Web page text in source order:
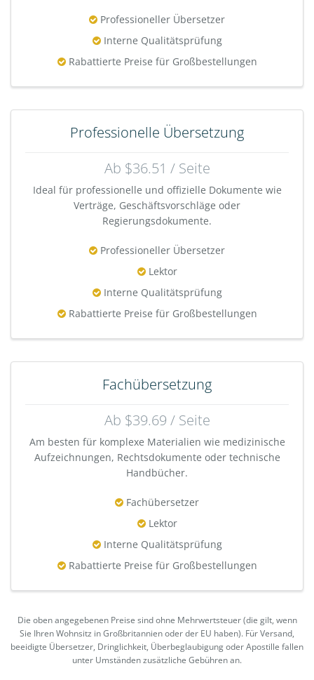
Professioneller Übersetzer
Interne Qualitätsprüfung
Rabattierte Preise für Großbestellungen
Professionelle Übersetzung
Ab $36.51 / Seite
Ideal für professionelle und offizielle Dokumente wie
Verträge, Geschäftsvorschläge oder
Regierungsdokumente.
Professioneller Übersetzer
Lektor
Interne Qualitätsprüfung
Rabattierte Preise für Großbestellungen
Fachübersetzung
Ab $39.69 / Seite
Am besten für komplexe Materialien wie medizinische
Aufzeichnungen, Rechtsdokumente oder technische
Handbücher.
Fachübersetzer
Lektor
Interne Qualitätsprüfung
Rabattierte Preise für Großbestellungen
Die oben angegebenen Preise sind ohne Mehrwertsteuer (die gilt, wenn
Sie Ihren Wohnsitz in Großbritannien oder der EU haben). Für Versand,
beeidigte Übersetzer, Dringlichkeit, Überbeglaubigung oder Apostille fallen
unter Umständen zusätzliche Gebühren an.